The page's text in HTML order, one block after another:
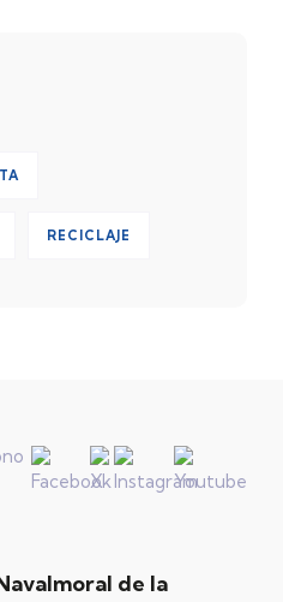
RECICLAJE
de la